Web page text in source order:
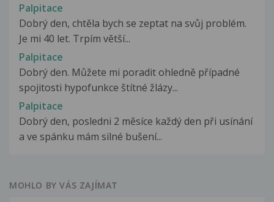
Palpitace
Dobrý den, chtěla bych se zeptat na svůj problém.
Je mi 40 let. Trpím větší...
Palpitace
Dobrý den. Můžete mi poradit ohledně případné
spojitosti hypofunkce štítné žlázy...
Palpitace
Dobrý den, posledni 2 měsíce každý den při usínání
a ve spánku mám silné bušení...
MOHLO BY VÁS ZAJÍMAT